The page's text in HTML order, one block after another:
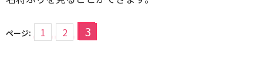
ページ: 1 2 3